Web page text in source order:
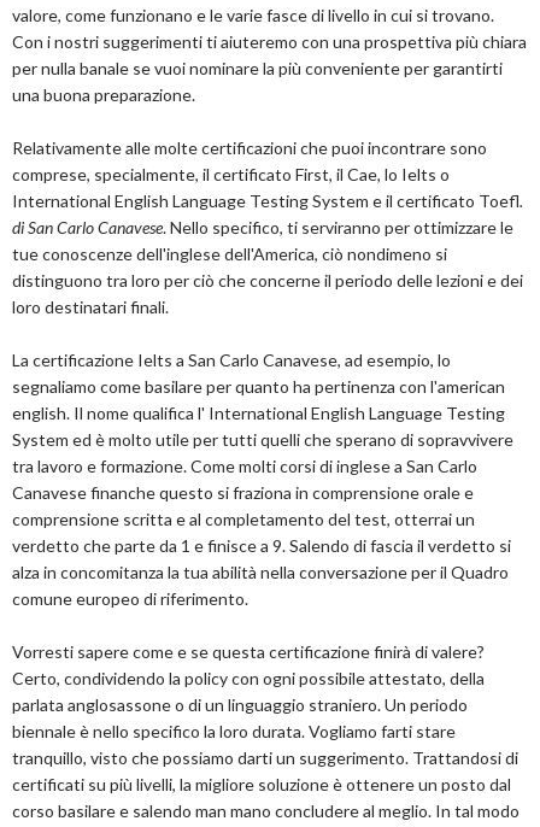
valore, come funzionano e le varie fasce di livello in cui si trovano.
Con i nostri suggerimenti ti aiuteremo con una prospettiva più chiara
per nulla banale se vuoi nominare la più conveniente per garantirti
una buona preparazione.
Relativamente alle molte certificazioni che puoi incontrare sono
comprese, specialmente, il certificato First, il Cae, lo Ielts o
International English Language Testing System e il certificato Toefl.
di San Carlo Canavese. Nello specifico, ti serviranno per ottimizzare le
tue conoscenze dell'inglese dell'America, ciò nondimeno si
distinguono tra loro per ciò che concerne il periodo delle lezioni e dei
loro destinatari finali.
La certificazione Ielts a San Carlo Canavese, ad esempio, lo
segnaliamo come basilare per quanto ha pertinenza con l'american
english. Il nome qualifica l' International English Language Testing
System ed è molto utile per tutti quelli che sperano di sopravvivere
tra lavoro e formazione. Come molti corsi di inglese a San Carlo
Canavese finanche questo si fraziona in comprensione orale e
comprensione scritta e al completamento del test, otterrai un
verdetto che parte da 1 e finisce a 9. Salendo di fascia il verdetto si
alza in concomitanza la tua abilità nella conversazione per il Quadro
comune europeo di riferimento.
Vorresti sapere come e se questa certificazione finirà di valere?
Certo, condividendo la policy con ogni possibile attestato, della
parlata anglosassone o di un linguaggio straniero. Un periodo
biennale è nello specifico la loro durata. Vogliamo farti stare
tranquillo, visto che possiamo darti un suggerimento. Trattandosi di
certificati su più livelli, la migliore soluzione è ottenere un posto dal
corso basilare e salendo man mano concludere al meglio. In tal modo